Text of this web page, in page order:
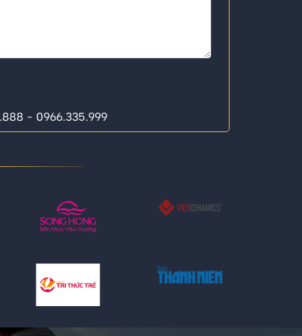
- 0966.335.999